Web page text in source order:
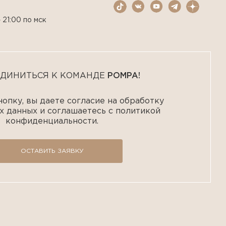
К КОМАНДЕ POMPA!
вы даете согласие на обработку
данных и соглашаетесь с политикой
конфиденциальности.
ОСТАВИТЬ ЗАЯВКУ
по мск